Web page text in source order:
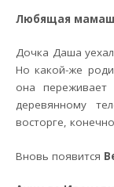
Любящая
Дочка Даша
Но какой-же
она
деревянному
восторге,
Вновь появится